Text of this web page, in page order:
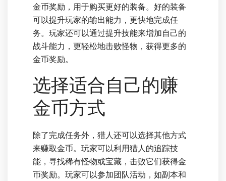
金币奖励，用于购买更好的装备。好的装备
可以提升玩家的输出能力，更快地完成任
务。玩家还可以通过提升技能来增加自己的
战斗能力，更轻松地击败怪物，获得更多的
金币奖励。
选择适合自己的赚
金币方式
除了完成任务外，猎人还可以选择其他方式
来赚取金币。玩家可以利用猎人的追踪技
能，寻找稀有怪物或宝藏，击败它们获得金
币奖励。玩家可以参加团队活动，如副本和